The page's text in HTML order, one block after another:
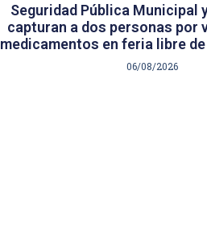
Seguridad Pública Municipal
capturan a dos personas por
medicamentos en feria libre
06/08/2026